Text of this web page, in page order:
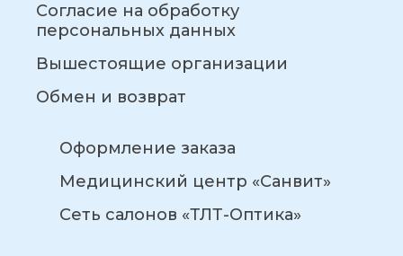
Согласие на обработку
персональных данных
Вышестоящие организации
Обмен и возврат
Оформление заказа
Медицинский центр «Санвит»
Сеть салонов «ТЛТ-Оптика»